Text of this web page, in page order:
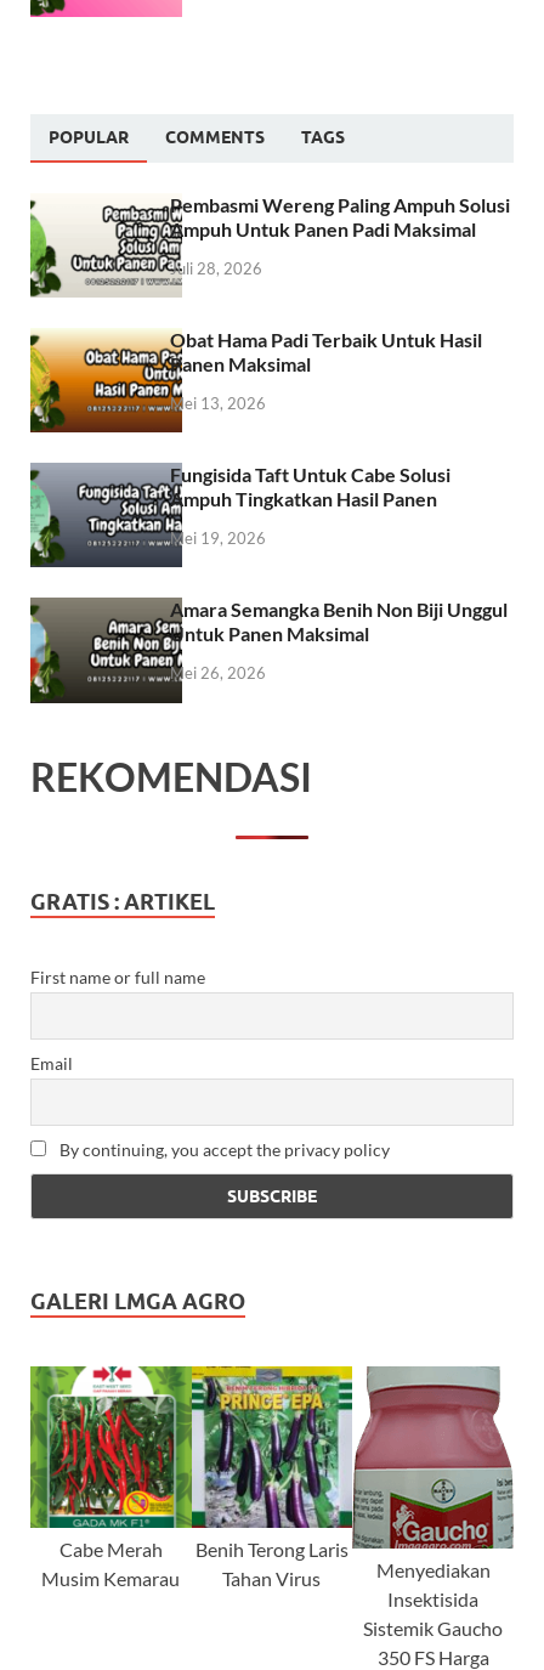
POPULAR COMMENTS TAGS
Pembasmi Wereng Paling Ampuh Solusi
Ampuh Untuk Panen Padi Maksimal
Juli 28, 2026
Obat Hama Padi Terbaik Untuk Hasil
Panen Maksimal
Mei 13, 2026
Fungisida Taft Untuk Cabe Solusi
Ampuh Tingkatkan Hasil Panen
Mei 19, 2026
Amara Semangka Benih Non Biji Unggul
Untuk Panen Maksimal
Mei 26, 2026
REKOMENDASI
GRATIS : ARTIKEL
First name or full name
Email
By continuing, you accept the privacy policy
GALERI LMGA AGRO
Cabe Merah
Musim Kemarau
Benih Terong Laris
Tahan Virus
Menyediakan
Insektisida
Sistemik Gaucho
350 FS Harga